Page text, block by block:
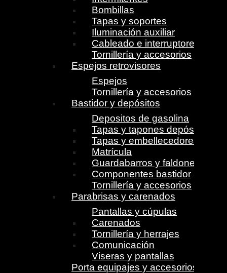
Bombillas
Tapas y soportes
Iluminación auxiliar
Cableado e interruptores
Tornillería y accesorios
Espejos retrovisores
Espejos
Tornillería y accesorios
Bastidor y depósitos
Depositos de gasolina
Tapas y tapones depósito
Tapas y embellecedores
Matrícula
Guardabarros y faldones
Componentes bastidor
Tornillería y accesorios
Parabrisas y carenados
Pantallas y cúpulas
Carenados
Tornillería y herrajes
Comunicación
Viseras y pantallas
Porta equipajes y accesorios